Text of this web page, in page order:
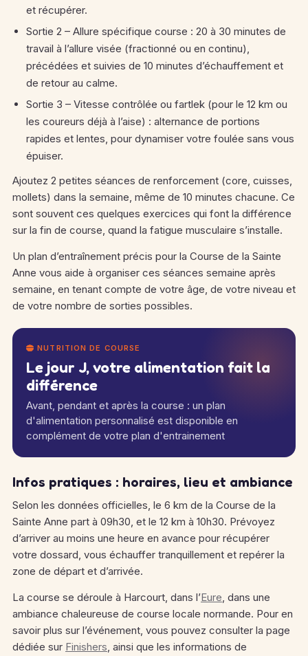
et récupérer.
Sortie 2 – Allure spécifique course : 20 à 30 minutes de
travail à l’allure visée (fractionné ou en continu),
précédées et suivies de 10 minutes d’échauffement et
de retour au calme.
Sortie 3 – Vitesse contrôlée ou fartlek (pour le 12 km ou
les coureurs déjà à l’aise) : alternance de portions
rapides et lentes, pour dynamiser votre foulée sans vous
épuiser.
Ajoutez 2 petites séances de renforcement (core, cuisses,
mollets) dans la semaine, même de 10 minutes chacune. Ce
sont souvent ces quelques exercices qui font la différence
sur la fin de course, quand la fatigue musculaire s’installe.
Un plan d’entraînement précis pour la Course de la Sainte
Anne vous aide à organiser ces séances semaine après
semaine, en tenant compte de votre âge, de votre niveau et
de votre nombre de sorties possibles.
NUTRITION DE COURSE
Le jour J, votre alimentation fait la
différence
Avant, pendant et après la course : un plan
d'alimentation personnalisé est disponible en
complément de votre plan d'entrainement
Infos pratiques : horaires, lieu et ambiance
Selon les données officielles, le 6 km de la Course de la
Sainte Anne part à 09h30, et le 12 km à 10h30. Prévoyez
d’arriver au moins une heure en avance pour récupérer
votre dossard, vous échauffer tranquillement et repérer la
zone de départ et d’arrivée.
La course se déroule à Harcourt, dans l’Eure, dans une
ambiance chaleureuse de course locale normande. Pour en
savoir plus sur l’événement, vous pouvez consulter la page
dédiée sur Finishers, ainsi que les informations de